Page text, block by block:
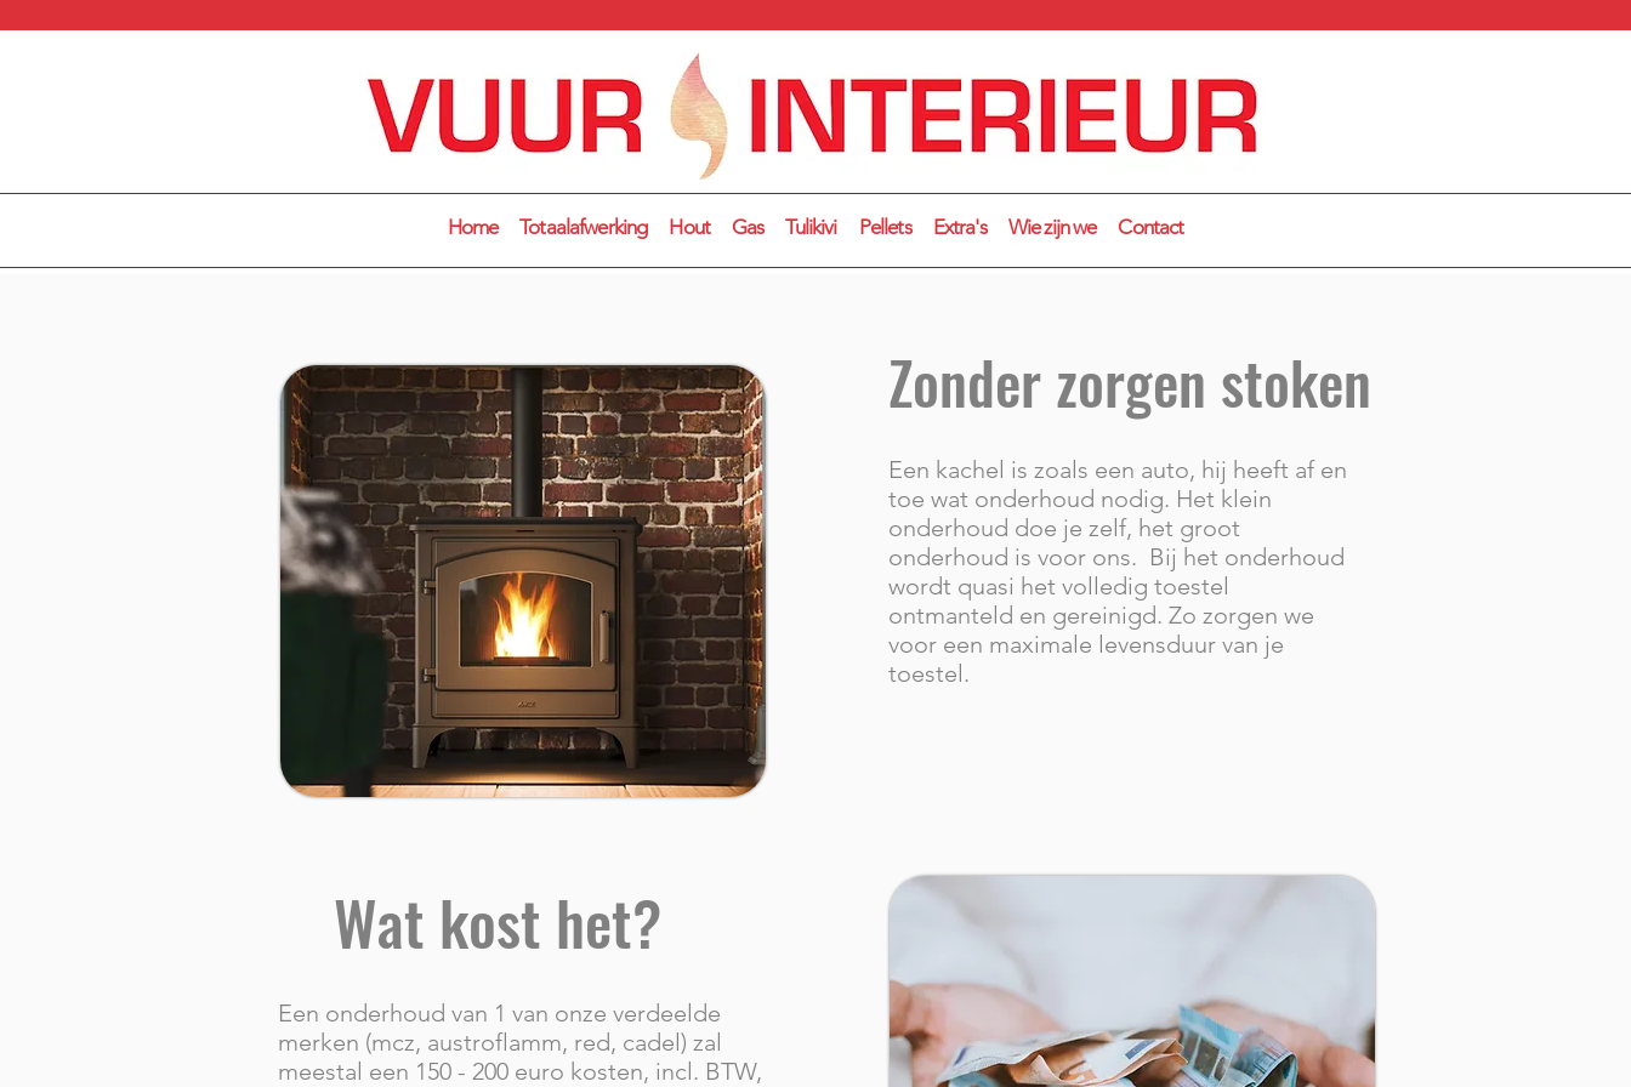
Home Totaalafwerking Hout Gas Tulikivi Pellets Extra's Wie zijn we Contact
Zonder zorgen stoken
Een kachel is zoals een auto, hij heeft af en
toe wat onderhoud nodig. Het klein
onderhoud doe je zelf, het groot
onderhoud is voor ons. Bij het onderhoud
wordt quasi het volledig toestel
ontmanteld en gereinigd. Zo zorgen we
voor een maximale levensduur van je
toestel.
Wat kost het?
Een onderhoud van 1 van onze verdeelde
merken (mcz, austroflamm, red, cadel) zal
meestal een 150 - 200 euro kosten, incl. BTW,